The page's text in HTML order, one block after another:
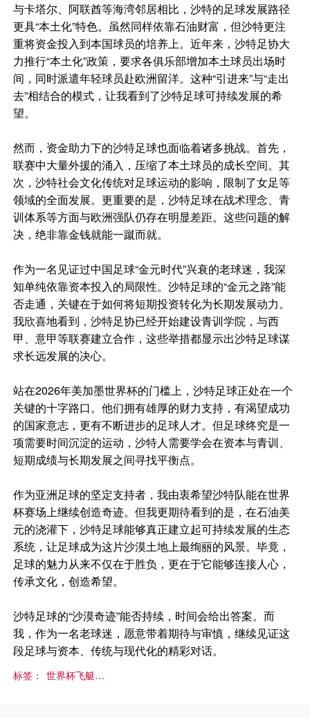
与卡塔尔、阿联酋等海湾邻居相比，沙特的足球发展路径
更具“本土化”特色。虽然同样依靠石油财富，但沙特更注
重将资金投入到本国球员的培养上。近年来，沙特足协大
力推行“本土化”政策，要求各俱乐部增加本土球员出场时
间，同时派遣年轻球员赴欧洲留洋。这种“引进来”与“走出
去”相结合的模式，让我看到了沙特足球可持续发展的希
望。
然而，资金助力下的沙特足球也面临着诸多挑战。首先，
联赛中大量外援的涌入，压缩了本土球员的成长空间。其
次，沙特社会文化传统对足球运动的影响，限制了女足等
领域的全面发展。更重要的是，沙特足球在战术理念、青
训体系等方面与欧洲强队仍存在明显差距。这些问题的解
决，绝非靠金钱就能一蹴而就。
作为一名见证过中国足球“金元时代”兴衰的老球迷，我深
知单纯依靠资本投入的局限性。沙特足球的“金元之路”能
否走通，关键在于如何将短期投资转化为长期发展动力。
我欣喜地看到，沙特足协已经开始建设青训学院，与西
甲、意甲等联赛建立合作，这些举措都显示出沙特足球谋
求长远发展的决心。
站在2026年美加墨世界杯的门槛上，沙特足球正处在一个
关键的十字路口。他们拥有雄厚的财力支持，有渴望成功
的国家意志，更有不断进步的足球人才。但足球终究是一
项需要时间沉淀的运动，沙特人需要学会在资本与青训、
短期成绩与长期发展之间寻找平衡点。
作为亚洲足球的坚定支持者，我由衷希望沙特队能在世界
杯赛场上继续创造奇迹。但我更期待看到的是，在石油美
元的浇灌下，沙特足球能够真正建立起可持续发展的生态
系统，让足球成为这片沙漠土地上最绚丽的风景。毕竟，
足球的魅力从来不仅在于胜负，更在于它能够连接人心，
传承文化，创造希望。
沙特足球的“沙漠奇迹”能否持续，时间会给出答案。而
我，作为一名老球迷，愿意带着期待与审慎，继续见证这
段足球与资本、传统与现代化的精彩对话。
标签： 世界杯飞艇广告遮挡VAR镜头